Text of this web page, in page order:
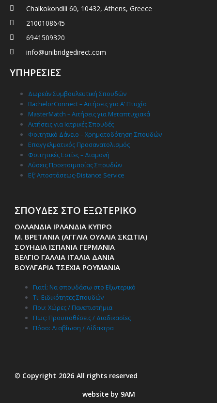
Chalkokondili 60, 10432, Athens, Greece
2100108645
6941509320
info@unibridgedirect.com
ΥΠΗΡΕΣΙΕΣ
Δωρεάν Συμβουλευτική Σπουδών
BachelorConnect – Αιτήσεις για Α’ Πτυχίο
MasterMatch – Αιτήσεις για Μεταπτυχιακά
Αιτήσεις για Ιατρικές Σπουδές
Φοιτητικό Δάνειο – Χρηματοδότηση Σπουδών
Επαγγελματικός Προσανατολισμός
Φοιτητικές Εστίες – Διαμονή
Λύσεις Προετοιμασίας Σπουδών
Εξ’ Αποστάσεως-Distance Service
ΣΠΟΥΔΕΣ ΣΤΟ ΕΞΩΤΕΡΙΚΟ
ΟΛΛΑΝΔΙΑ ΙΡΛΑΝΔΙΑ ΚΥΠΡΟ
Μ. ΒΡΕΤΑΝΙΑ (ΑΓΓΛΙΑ ΟΥΑΛΙΑ ΣΚΩΤΙΑ)
ΣΟΥΗΔΙΑ ΙΣΠΑΝΙΑ ΓΕΡΜΑΝΙΑ
ΒΕΛΓΙΟ ΓΑΛΛΙΑ ΙΤΑΛΙΑ ΔΑΝΙΑ
ΒΟΥΛΓΑΡΙΑ ΤΣΕΧΙΑ ΡΟΥΜΑΝΙΑ
Γιατί: Nα σπουδάσω στο Εξωτερικό
Τι: Ειδικότητες Σπουδών
Που: Χώρες / Πανεπιστήμια
Πως: Προϋποθέσεις / Διαδικασίες
Πόσο: Διαβίωση / Δίδακτρα
© Copyright 2026 All rights reserved
website by 9AM